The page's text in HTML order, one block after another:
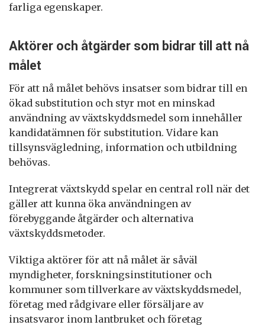
farliga egenskaper.
Aktörer och åtgärder som bidrar till att nå
målet
För att nå målet behövs insatser som bidrar till en
ökad substitution och styr mot en minskad
användning av växtskyddsmedel som innehåller
kandidatämnen för substitution. Vidare kan
tillsynsvägledning, information och utbildning
behövas.
Integrerat växtskydd spelar en central roll när det
gäller att kunna öka användningen av
förebyggande åtgärder och alternativa
växtskyddsmetoder.
Viktiga aktörer för att nå målet är såväl
myndigheter, forskningsinstitutioner och
kommuner som tillverkare av växtskyddsmedel,
företag med rådgivare eller försäljare av
insatsvaror inom lantbruket och företag